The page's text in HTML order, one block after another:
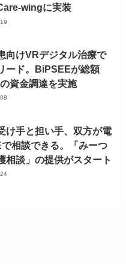
wingに実装
向けVRデジタル治療で
ード。BiPSEEが総額
資金調達を実施
け手と担い手、双方が電
相談できる。「みーつ
相談」の提供がスタート